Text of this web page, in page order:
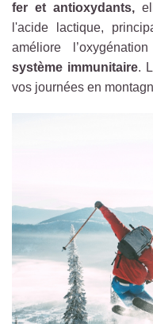
fer et antioxydants,
l'acide lactique,
améliore
système immunitaire.
vos journées en